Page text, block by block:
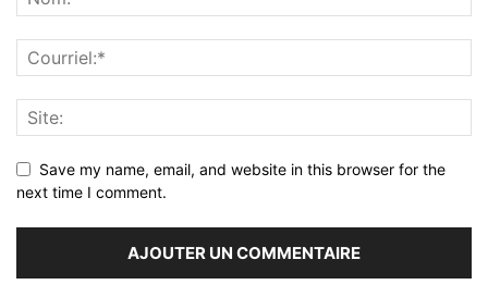
Save my name, email, and website in this browser for the
next time I comment.